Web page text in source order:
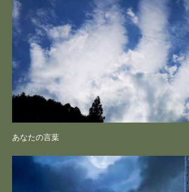
あなたの言葉